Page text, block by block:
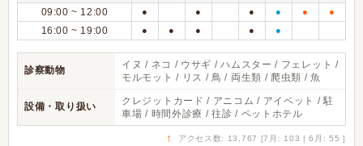
09:00 ~ 12:00
● ● ● ● ● ●
16:00 ~ 19:00 ● ● ● ● ●
診察動物
イヌ / ネコ / ウサギ / ハムスター / フェレット /
モルモット / リス / 鳥 / 両生類 / 爬虫類 / 魚
設備・取り扱い
クレジットカード / アニコム / アイペット / 駐
車場 / 時間外診療 / 往診 / ペットホテル
↑ アクセス数: 13,767 [7月: 103 | 6月: 55 ]